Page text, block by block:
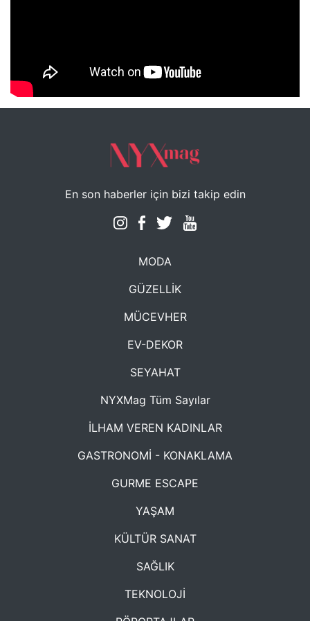
NYXmag 2. Yaş Kutlama Etkinliği
En son haberler için bizi takip edin
MODA
GÜZELLİK
MÜCEVHER
EV-DEKOR
SEYAHAT
NYXMag Tüm Sayılar
İLHAM VEREN KADINLAR
GASTRONOMİ - KONAKLAMA
GURME ESCAPE
YAŞAM
KÜLTÜR SANAT
SAĞLIK
TEKNOLOJİ